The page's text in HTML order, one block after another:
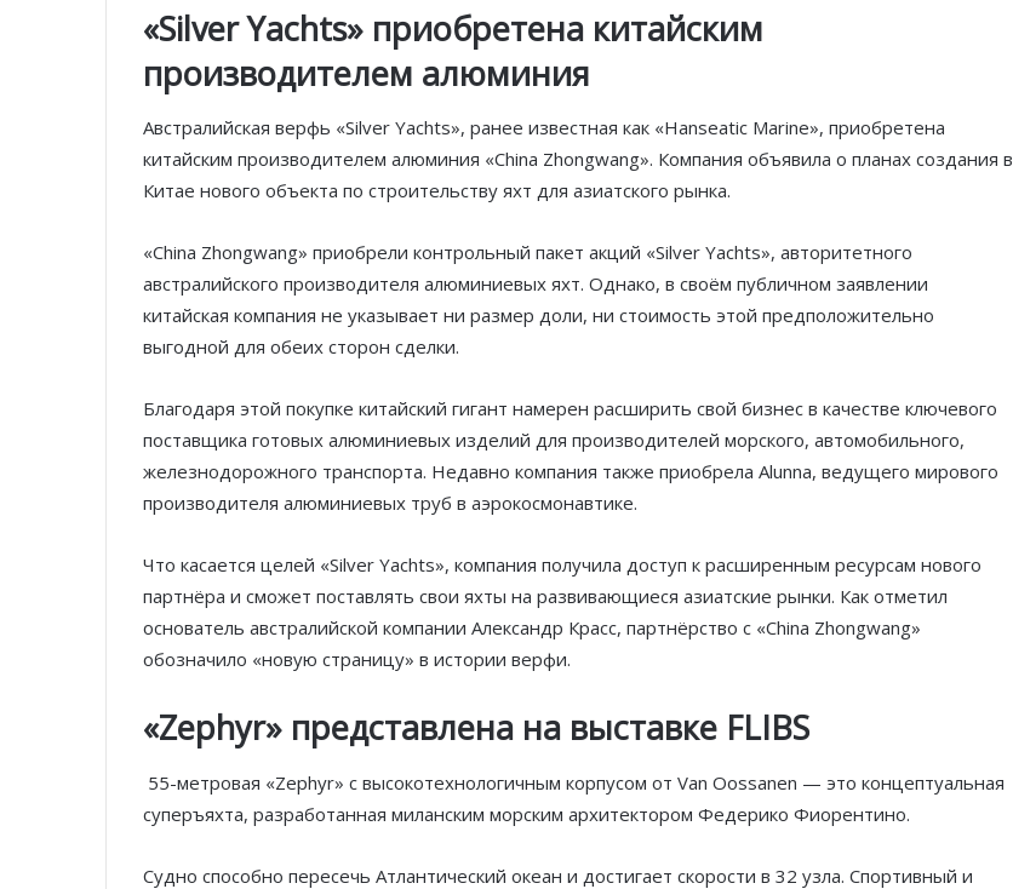
«Silver Yachts» приобретена китайским
производителем алюминия
Австралийская верфь «Silver Yachts», ранее известная как «Hanseatic Marine», приобретена
китайским производителем алюминия «China Zhongwang». Компания объявила о планах создания в
Китае нового объекта по строительству яхт для азиатского рынка.
«China Zhongwang» приобрели контрольный пакет акций «Silver Yachts», авторитетного
австралийского производителя алюминиевых яхт. Однако, в своём публичном заявлении
китайская компания не указывает ни размер доли, ни стоимость этой предположительно
выгодной для обеих сторон сделки.
Благодаря этой покупке китайский гигант намерен расширить свой бизнес в качестве ключевого
поставщика готовых алюминиевых изделий для производителей морского, автомобильного,
железнодорожного транспорта. Недавно компания также приобрела Alunna, ведущего мирового
производителя алюминиевых труб в аэрокосмонавтике.
Что касается целей «Silver Yachts», компания получила доступ к расширенным ресурсам нового
партнёра и сможет поставлять свои яхты на развивающиеся азиатские рынки. Как отметил
основатель австралийской компании Александр Красс, партнёрство с «China Zhongwang»
обозначило «новую страницу» в истории верфи.
«Zephyr» представлена ​​на выставке FLIBS
55-метровая «Zephyr» с высокотехнологичным корпусом от Van Oossanen — это концептуальная
суперъяхта, разработанная миланским морским архитектором Федерико Фиорентино.
Судно способно пересечь Атлантический океан и достигает скорости в 32 узла. Спортивный и